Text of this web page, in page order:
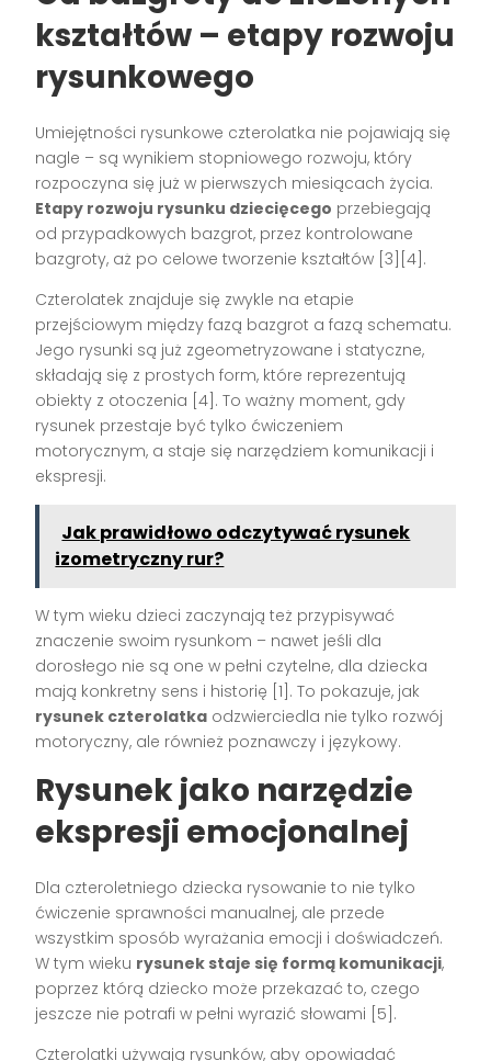
kształtów – etapy rozwoju
rysunkowego
Umiejętności rysunkowe czterolatka nie pojawiają się
nagle – są wynikiem stopniowego rozwoju, który
rozpoczyna się już w pierwszych miesiącach życia.
Etapy rozwoju rysunku dziecięcego przebiegają
od przypadkowych bazgrot, przez kontrolowane
bazgroty, aż po celowe tworzenie kształtów [3][4].
Czterolatek znajduje się zwykle na etapie
przejściowym między fazą bazgrot a fazą schematu.
Jego rysunki są już zgeometryzowane i statyczne,
składają się z prostych form, które reprezentują
obiekty z otoczenia [4]. To ważny moment, gdy
rysunek przestaje być tylko ćwiczeniem
motorycznym, a staje się narzędziem komunikacji i
ekspresji.
Jak prawidłowo odczytywać rysunek
izometryczny rur?
W tym wieku dzieci zaczynają też przypisywać
znaczenie swoim rysunkom – nawet jeśli dla
dorosłego nie są one w pełni czytelne, dla dziecka
mają konkretny sens i historię [1]. To pokazuje, jak
rysunek czterolatka odzwierciedla nie tylko rozwój
motoryczny, ale również poznawczy i językowy.
Rysunek jako narzędzie
ekspresji emocjonalnej
Dla czteroletniego dziecka rysowanie to nie tylko
ćwiczenie sprawności manualnej, ale przede
wszystkim sposób wyrażania emocji i doświadczeń.
W tym wieku rysunek staje się formą komunikacji,
poprzez którą dziecko może przekazać to, czego
jeszcze nie potrafi w pełni wyrazić słowami [5].
Czterolatki używają rysunków, aby opowiadać